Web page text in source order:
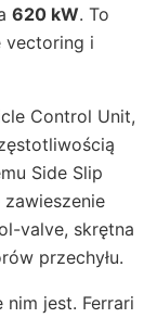
620 kW. To
vectoring i
Control Unit,
Side Slip
valve, skrętna
przechyłu.
jest. Ferrari